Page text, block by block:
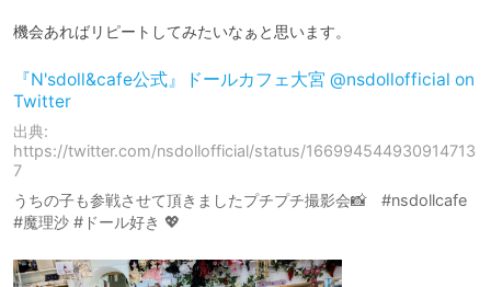
機会あればリピートしてみたいなぁと思います。
『N'sdoll&cafe公式』ドールカフェ大宮 @nsdollofficial on
Twitter
出典:
https://twitter.com/nsdollofficial/status/166994544930914713
7
うちの子も参戦させて頂きましたプチプチ撮影会📸 #nsdollcafe
#魔理沙 #ドール好き 💖